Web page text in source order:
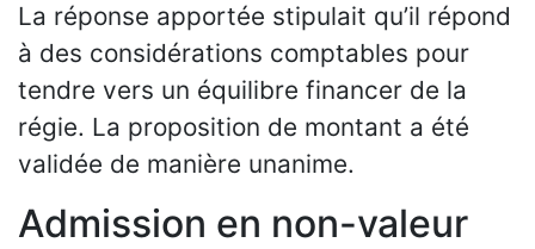
La réponse apportée stipulait qu’il répond
à des considérations comptables pour
tendre vers un équilibre financer de la
régie. La proposition de montant a été
validée de manière unanime.
Admission en non-valeur